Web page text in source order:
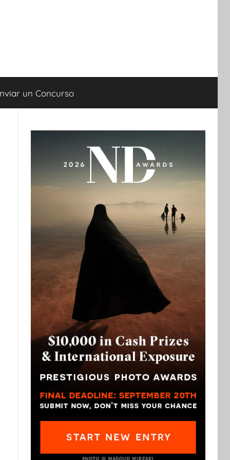
un Concurso